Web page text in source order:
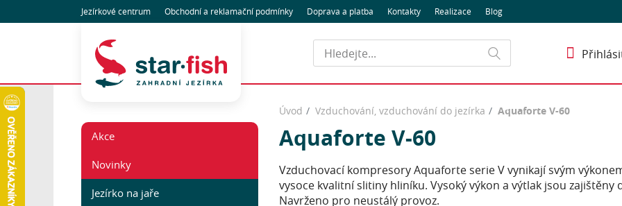
Jezírkové centrum Obchodnía reklamační podmínky Doprava a platba Kontakty Realizace Blog
Hledat
Akce
Novinky
Jezírko na jaře
Úvod Vzduchování, vzduchování do jezírka Aquaforte V-60
Aquaforte V-60
Vzduchovací kompresory Aquaforte serie V vynikají svým
vysoce kvalitní slitiny hliníku. Vysoký výkon a výtlak jsou
Navrženo pro neustálý provoz.